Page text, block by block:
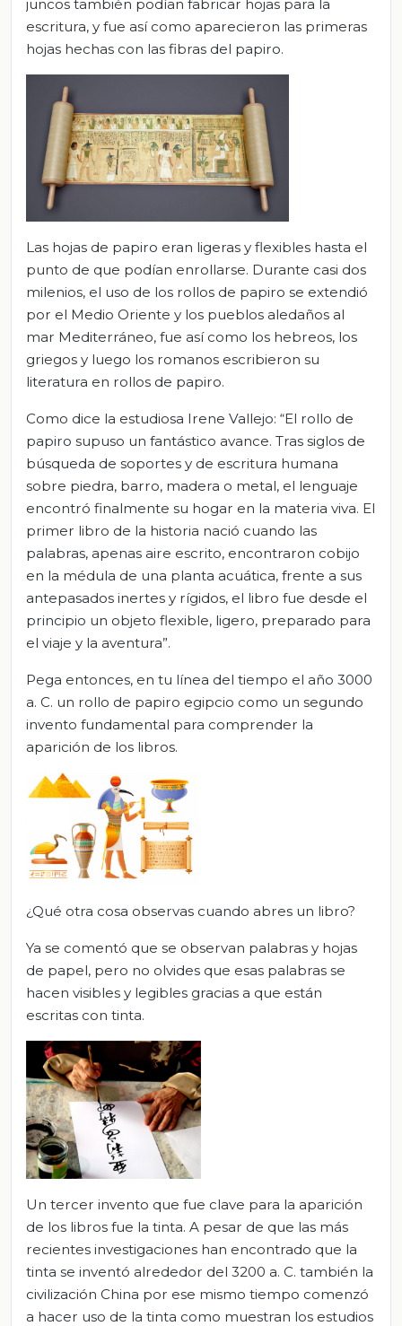
juncos también podían fabricar hojas para la
escritura, y fue así como aparecieron las primeras
hojas hechas con las fibras del papiro.
Las hojas de papiro eran ligeras y flexibles hasta el
punto de que podían enrollarse. Durante casi dos
milenios, el uso de los rollos de papiro se extendió
por el Medio Oriente y los pueblos aledaños al
mar Mediterráneo, fue así como los hebreos, los
griegos y luego los romanos escribieron su
literatura en rollos de papiro.
Como dice la estudiosa Irene Vallejo: “El rollo de
papiro supuso un fantástico avance. Tras siglos de
búsqueda de soportes y de escritura humana
sobre piedra, barro, madera o metal, el lenguaje
encontró finalmente su hogar en la materia viva. El
primer libro de la historia nació cuando las
palabras, apenas aire escrito, encontraron cobijo
en la médula de una planta acuática, frente a sus
antepasados inertes y rígidos, el libro fue desde el
principio un objeto flexible, ligero, preparado para
el viaje y la aventura”.
Pega entonces, en tu línea del tiempo el año 3000
a. C. un rollo de papiro egipcio como un segundo
invento fundamental para comprender la
aparición de los libros.
¿Qué otra cosa observas cuando abres un libro?
Ya se comentó que se observan palabras y hojas
de papel, pero no olvides que esas palabras se
hacen visibles y legibles gracias a que están
escritas con tinta.
Un tercer invento que fue clave para la aparición
de los libros fue la tinta. A pesar de que las más
recientes investigaciones han encontrado que la
tinta se inventó alrededor del 3200 a. C. también la
civilización China por ese mismo tiempo comenzó
a hacer uso de la tinta como muestran los estudios